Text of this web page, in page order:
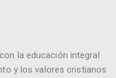
la educación integral
y los valores cristianos